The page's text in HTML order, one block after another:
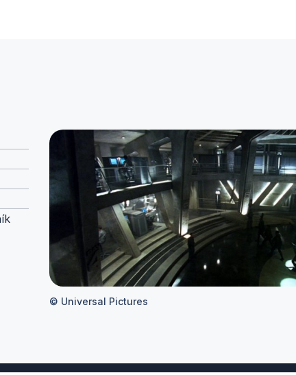
© Universal Pictures